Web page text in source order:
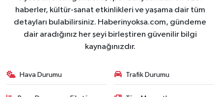
haberler, kültür-sanat etkinlikleri ve yaşama dair tüm
detayları bulabilirsiniz. Haberinyoksa.com, gündeme
dair aradığınız her şeyi birleştiren güvenilir bilgi
kaynağınızdır.
Hava Durumu Trafik Durumu